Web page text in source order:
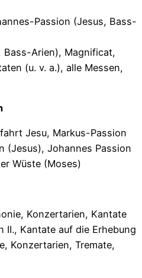
Passion (Jesus, Bass-
Bass-Arien), Magnificat,
(u. v. a.), alle Messen,
Jesu, Markus-Passion
(Jesus), Johannes Passion
Wüste (Moses)
Konzertarien, Kantate
II., Kantate auf die Erhebung
Konzertarien, Tremate,